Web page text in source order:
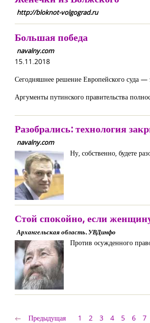
http://bloknot-volgograd.ru
Большая победа
navalny.com
15.11.2018
Сегодняшнее решение Европейского суда —
Аргументы путинского правительства
Разобрались: технология
navalny.com
Ну, собственно, будете
Стой спокойно, если
Архангельская область. УВДинфо
Против осужденного
Предыдущая 1 2 3 4 5 6 7